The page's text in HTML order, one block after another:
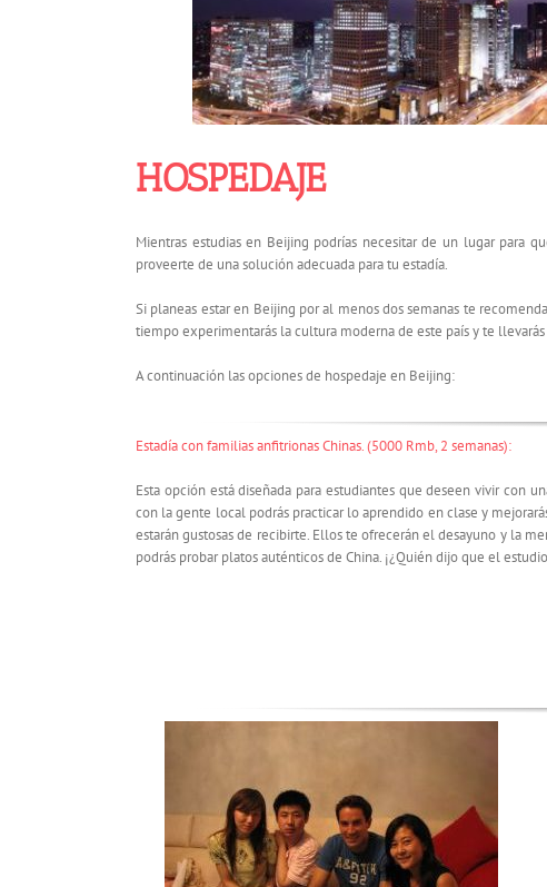
HOSPEDAJE
Mientras estudias en Beijing podrías necesitar de un lugar para
proveerte de una solución adecuada para tu estadía.
Si planeas estar en Beijing por al menos dos semanas te
tiempo experimentarás la cultura moderna de este país y te
A continuación las opciones de hospedaje en Beijing:
Estadía con familias anfitrionas Chinas. (5000 Rmb, 2 semanas):
Esta opción está diseñada para estudiantes que deseen vivir con
con la gente local podrás practicar lo aprendido en clase y
estarán gustosas de recibirte. Ellos te ofrecerán el desayuno y la
podrás probar platos auténticos de China. ¡¿Quién dijo que el